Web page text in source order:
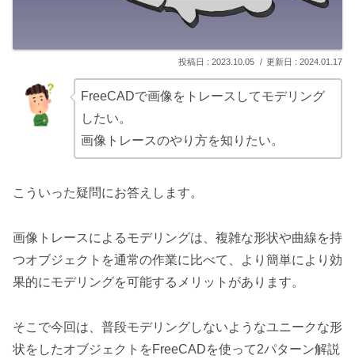
2023.10.05 2024.01.17
FreeCADで画像をトレースしてモデリング
したい。
画像トレースのやり方を知りたい。
こういった疑問にお答えします。
画像トレースによるモデリングは、複雑な形状や曲線を持
つオブジェクトを通常の作業に比べて、より簡単により効
果的にモデリングを可能するメリットがあります。
そこで今回は、普段モデリングしないようなユニークな形
状をしたオブジェクトをFreeCADを使って2パターン解説